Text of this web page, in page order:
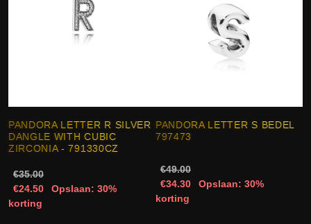
PANDORA LETTER R SILVER
DANGLE WITH CUBIC
ZIRCONIA - 791330CZ
€35.00
€24.50
Opslaan: 30%
korting
PANDORA LETTER S BEDEL
797473
€49.00
€34.30
Opslaan: 30%
korting